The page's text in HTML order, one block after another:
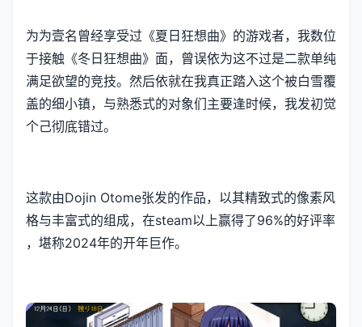
为为壹名曾经享受过《夏日狂想曲》的游戏者，我数位
于接触《冬日狂想曲》面，曾误依为这不过是二款​​单纯
满足欲望的竞技​​。然后依就在我真正踏入这个被白雪覆
盖的细小镇，与熟悉式的对象们主要逢时候，我发初觉
个己彻底错过。
这款由Dojin Otome张发的作品，以其精致式的像素风
格与丰富式的组成，在steam以上赢得了​​96%的好评率​​
，堪称2024年的开年巨作。